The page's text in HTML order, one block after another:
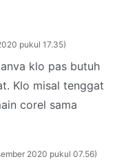
pukul 17.35
klo pas butuh
Klo misal tenggat
corel sama
2020 pukul 07.56